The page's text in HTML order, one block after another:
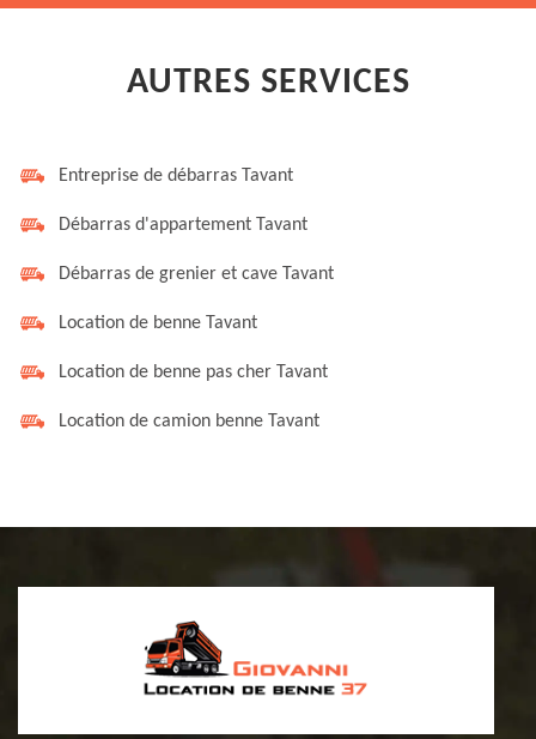
AUTRES SERVICES
Entreprise de débarras Tavant
Débarras d'appartement Tavant
Débarras de grenier et cave Tavant
Location de benne Tavant
Location de benne pas cher Tavant
Location de camion benne Tavant